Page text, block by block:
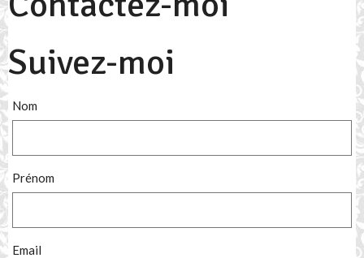
Suivez-moi
Nom
Prénom
Email